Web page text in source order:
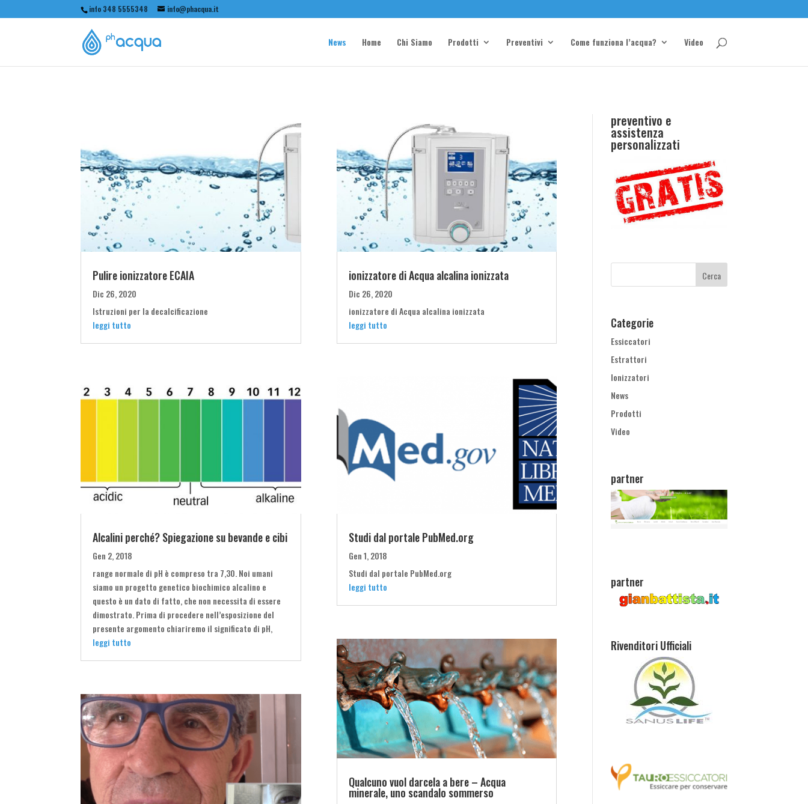
info 348 5555348 info@phacqua.it
News Home Chi Siamo Prodotti Preventivi Come funziona l’acqua? Video
Pulire ionizzatore ECAIA
Dic 26, 2020
Istruzioni per la decalcificazione
leggi tutto
Alcalini perché? Spiegazione su bevande e cibi
Gen 2, 2018
range normale di pH è compreso tra 7,30. Noi umani
siamo un progetto genetico biochimico alcalino e
questo è un dato di fatto, che non necessita di essere
dimostrato. Prima di procedere nell’esposizione del
presente argomento chiariremo il significato di pH,
leggi tutto
ionizzatore di Acqua alcalina ionizzata
Dic 26, 2020
ionizzatore di Acqua alcalina ionizzata
leggi tutto
Studi dal portale PubMed.org
Gen 1, 2018
Studi dal portale PubMed.org
leggi tutto
Qualcuno vuol darcela a bere – Acqua
minerale, uno scandalo sommerso
preventivo e
assistenza
personalizzati
Categorie
Essiccatori
Estrattori
Ionizzatori
News
Prodotti
Video
partner
partner
Rivenditori Ufficiali